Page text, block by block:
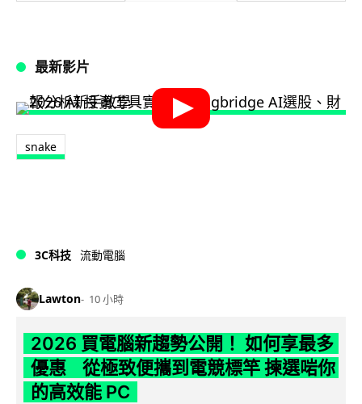
最新影片
snake
3C科技 流動電腦
Lawton 10 小時
2026 買電腦新趨勢公開！ 如何享最多
優惠 從極致便攜到電競標竿 揀選啱你
的高效能 PC